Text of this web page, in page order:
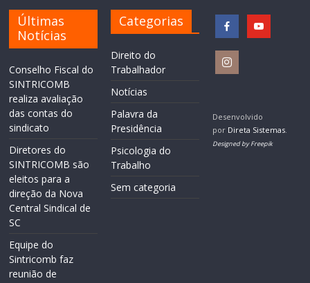
Últimas
Notícias
Conselho Fiscal do
SINTRICOMB
realiza avaliação
das contas do
sindicato
Diretores do
SINTRICOMB são
eleitos para a
direção da Nova
Central Sindical de
SC
Equipe do
Sintricomb faz
reunião de
Categorias
Direito do
Trabalhador
Notícias
Palavra da
Presidência
Psicologia do
Trabalho
Sem categoria
Desenvolvido
por Direta Sistemas.
Designed by Freepik